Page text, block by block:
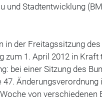
und Stadtentwicklung
in der Freitagssitzung
zum 1. April 2012 in Kraft
bei einer Sitzung des
von verschiedenen